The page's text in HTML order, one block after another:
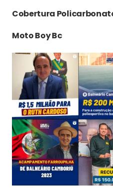
Cobertura
Moto Boy Bc